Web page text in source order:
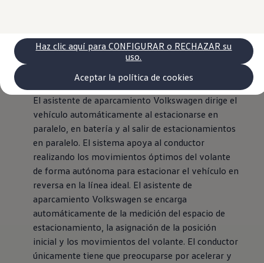
Aceptar la política de cookies
Haz clic aquí para CONFIGURAR o RECHAZAR su
uso.
Volkswagen Recall
Campaña Recall - Takata Airbag
Garantías
Garantía auto nuevo
Garantía extendida
Tengo un VW
Consejos y Cuidados
VW Store
Noticias
Asistente de aparcamiento VW
El asistente de aparcamiento Volkswagen dirige el
vehículo automáticamente al estacionarse en
paralelo, en batería y al salir de estacionamientos
en paralelo. El sistema apoya al conductor
realizando los movimientos óptimos del volante
de forma autónoma para estacionar el vehículo en
reversa en la línea ideal. El asistente de
aparcamiento Volkswagen se encarga
automáticamente de la medición del espacio de
estacionamiento, la asignación de la posición
inicial y los movimientos del volante. El conductor
únicamente tiene que preocuparse por acelerar y